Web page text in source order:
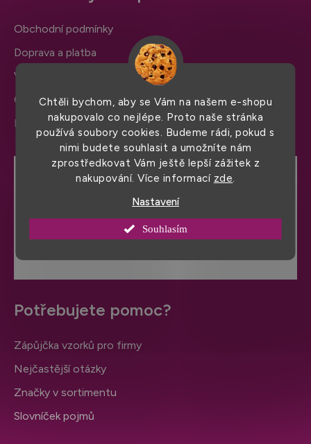
Chtěli bychom, aby se Vám na našem e-shopu
nakupovalo co nejlépe. Proto naše stránka
používá soubory cookies. Budeme rádi, pokud s
nimi budete souhlasit a umožníte nám
zprostředkovat Vám ještě lepší zážitek z
nakupování. Více informací zde
Nastavení
Souhlasím
Hodnocení obchodu
VÍCE HODNOCENÍ
Obchodní podmínky
Doprava a platba
Výměna zboží a reklamace
Ochrana osobních údajů
Informace a nastavení cookies
Potřebujete pomoc?
Zápůjčka vzorků pro firmy
Nejčastější otázky
Značky v sortimentu
Slovníček pojmů